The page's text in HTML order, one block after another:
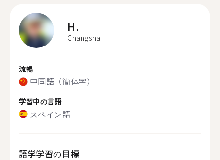
H.
Changsha
流暢
中国語（簡体字）
学習中の言語
スペイン語
語学学習の目標